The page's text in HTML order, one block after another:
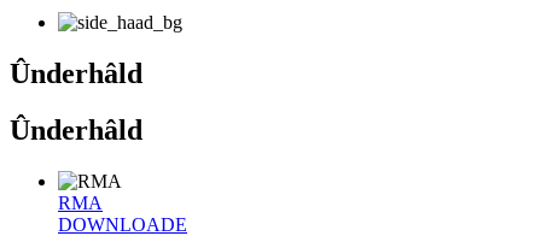
Ûnderhâld
Ûnderhâld
RMA
DOWNLOADE